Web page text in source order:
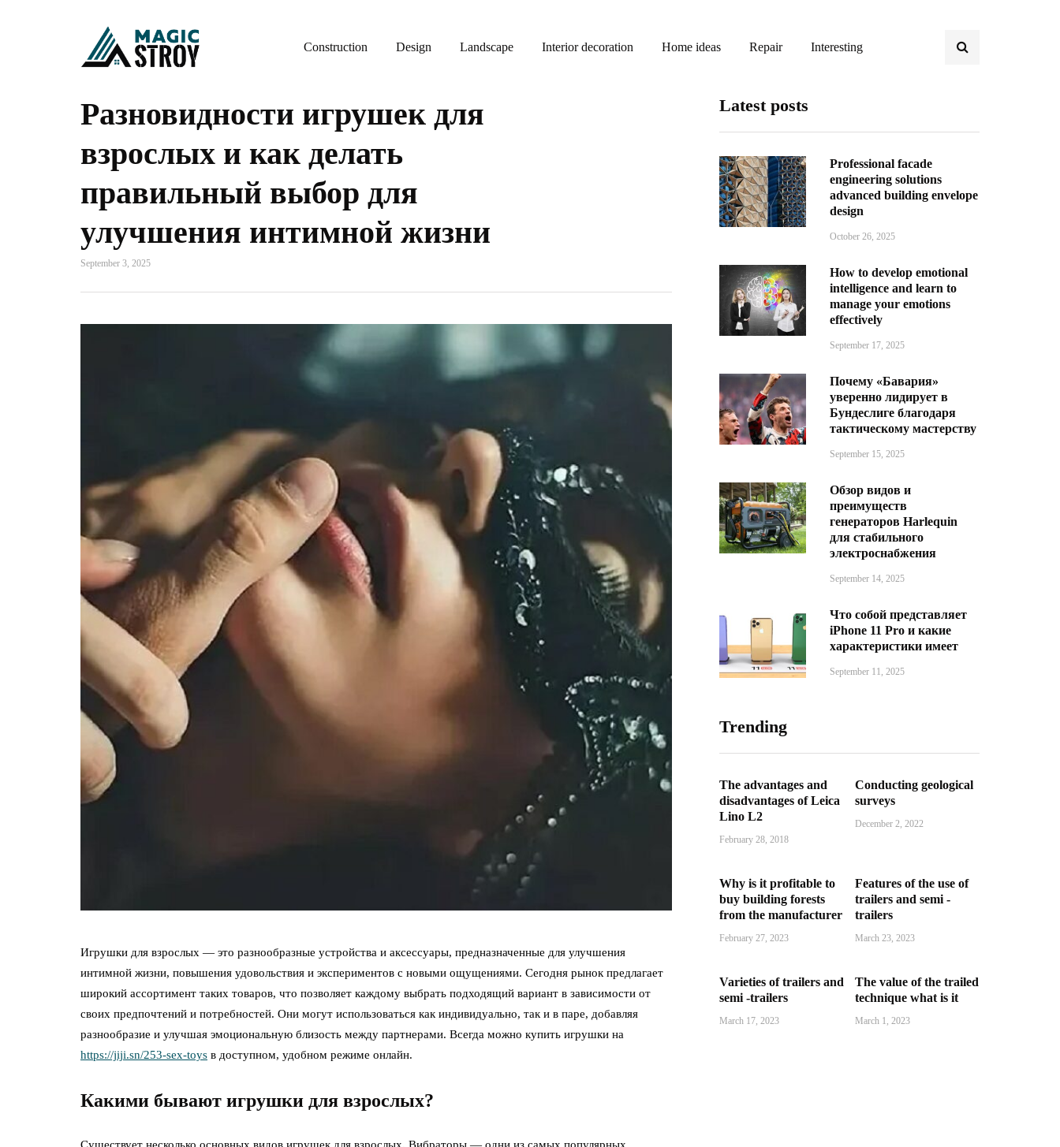
Construction Design Landscape Interior decoration Home ideas Repair Interesting
Разновидности игрушек для
взрослых и как делать
правильный выбор для
улучшения интимной жизни
September 3, 2025
Игрушки для взрослых — это разнообразные устройства и аксессуары, предназначенные для улучшения
интимной жизни, повышения удовольствия и экспериментов с новыми ощущениями. Сегодня рынок предлагает
широкий ассортимент таких товаров, что позволяет каждому выбрать подходящий вариант в зависимости от
своих предпочтений и потребностей. Они могут использоваться как индивидуально, так и в паре, добавляя
разнообразие и улучшая эмоциональную близость между партнерами. Всегда можно купить игрушки на
https://jiji.sn/253-sex-toys в доступном, удобном режиме онлайн.
Какими бывают игрушки для взрослых?
Существует несколько основных видов игрушек для взрослых. Вибраторы — одни из самых популярных
Latest posts
Professional facade
engineering solutions
advanced building envelope
design
October 26, 2025
How to develop emotional
intelligence and learn to
manage your emotions
effectively
September 17, 2025
Почему «Бавария»
уверенно лидирует в
Бундеслиге благодаря
тактическому мастерству
September 15, 2025
Обзор видов и
преимуществ
генераторов Harlequin
для стабильного
электроснабжения
September 14, 2025
Что собой представляет
iPhone 11 Pro и какие
характеристики имеет
September 11, 2025
Trending
The advantages and
disadvantages of Leica
Lino L2
February 28, 2018
Conducting geological
surveys
December 2, 2022
Why is it profitable to
buy building forests
from the manufacturer
February 27, 2023
Features of the use of
trailers and semi -
trailers
March 23, 2023
Varieties of trailers and
semi -trailers
March 17, 2023
The value of the trailed
technique what is it
March 1, 2023